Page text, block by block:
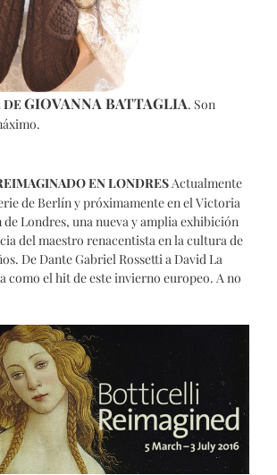
DEGIOVANNA BATTAGLIA. Son
EN LONDRESActualmente
de Berlín y próximamente en el Victoria
Londres, una nueva y amplia exhibición
del maestro renacentista en la cultura de
De Dante Gabriel Rossetti a David La
como el hit de este invierno europeo. A no